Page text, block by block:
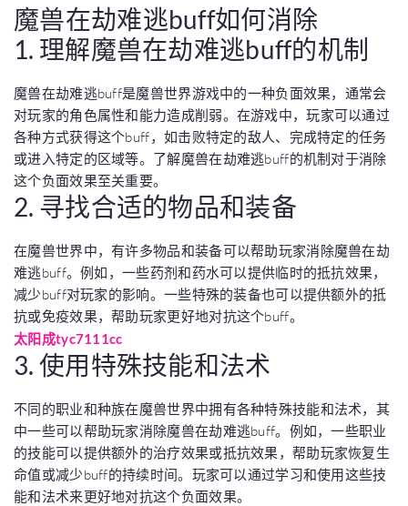
魔兽在劫难逃buff如何消除
1. 理解魔兽在劫难逃buff的机制
魔兽在劫难逃buff是魔兽世界游戏中的一种负面效果，通常会
对玩家的角色属性和能力造成削弱。在游戏中，玩家可以通过
各种方式获得这个buff，如击败特定的敌人、完成特定的任务
或进入特定的区域等。了解魔兽在劫难逃buff的机制对于消除
这个负面效果至关重要。
2. 寻找合适的物品和装备
在魔兽世界中，有许多物品和装备可以帮助玩家消除魔兽在劫
难逃buff。例如，一些药剂和药水可以提供临时的抵抗效果，
减少buff对玩家的影响。一些特殊的装备也可以提供额外的抵
抗或免疫效果，帮助玩家更好地对抗这个buff。
太阳成tyc7111cc
3. 使用特殊技能和法术
不同的职业和种族在魔兽世界中拥有各种特殊技能和法术，其
中一些可以帮助玩家消除魔兽在劫难逃buff。例如，一些职业
的技能可以提供额外的治疗效果或抵抗效果，帮助玩家恢复生
命值或减少buff的持续时间。玩家可以通过学习和使用这些技
能和法术来更好地对抗这个负面效果。